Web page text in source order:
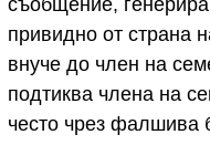
съобщение,
привидно от страна
внуче до член на
подтиква члена на
често чрез фалшива